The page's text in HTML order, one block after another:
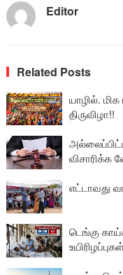
Editor
Related Posts
யாழில்.
திருவிழா!!
விசாரிக்க
எட்டாவது
டெங்கு